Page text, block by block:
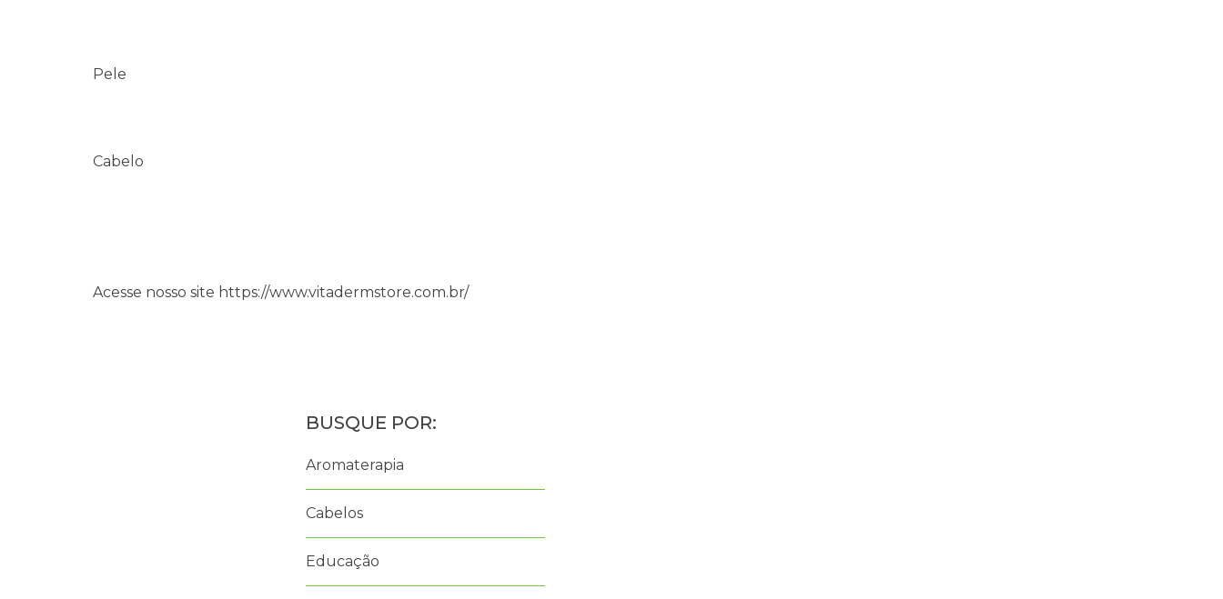
Pele
Cabelo
Acesse nosso site https://www.vitadermstore.com.br/
Aromaterapia
Cabelos
Educação